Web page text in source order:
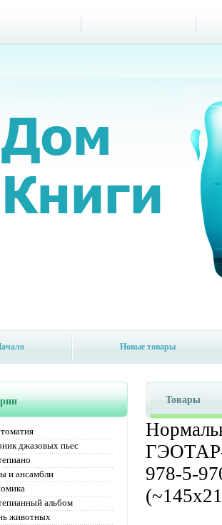
Новые товары
джазовых пьес
и ансамбли
альбом
животных
Товары
ГЭОТАР-
978-5-